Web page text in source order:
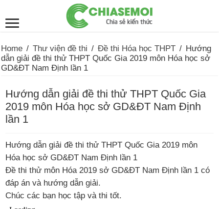
Home / Thư viện đề thi / Đề thi Hóa học THPT / Hướng
dẫn giải đề thi thử THPT Quốc Gia 2019 môn Hóa học sở
GD&ĐT Nam Định lần 1
Hướng dẫn giải đề thi thử THPT Quốc Gia
2019 môn Hóa học sở GD&ĐT Nam Định
lần 1
Hướng dẫn giải đề thi thử THPT Quốc Gia 2019 môn
Hóa học sở GD&ĐT Nam Định lần 1
Đề thi thử môn Hóa 2019 sở GD&ĐT Nam Định lần 1 có
đáp án và hướng dẫn giải.
Chúc các bạn học tập và thi tốt.